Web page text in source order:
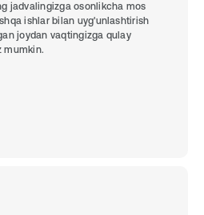
jadvalingizga osonlikcha mos
ishlar bilan uyg'unlashtirish
joydan vaqtingizga qulay
mumkin.